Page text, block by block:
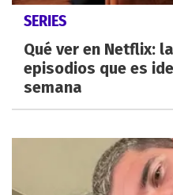
SERIES
Qué ver en Netflix:
episodios que es
semana